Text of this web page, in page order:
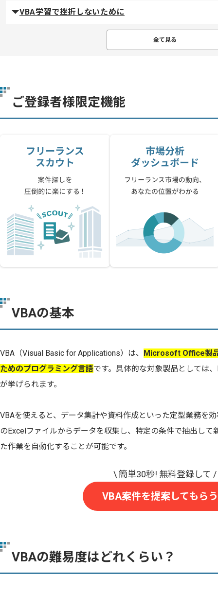
VBA学習で挫折しないために
全て見る
ご登録者様限定機能
VBAの基本
VBA（Visual Basic for Applications）は、 Microsoft Office製
ためのプログラミング言語です。具体的な対象製品としては
が挙げられます。
VBAを使えると、データ集計や資料作成といった定型業務を
のExcelファイルからデータを収集し、特定の条件で抽出して
た作業を自動化することが可能です。
VBA案件を提案してもらう
VBAの難易度はどれくらい？